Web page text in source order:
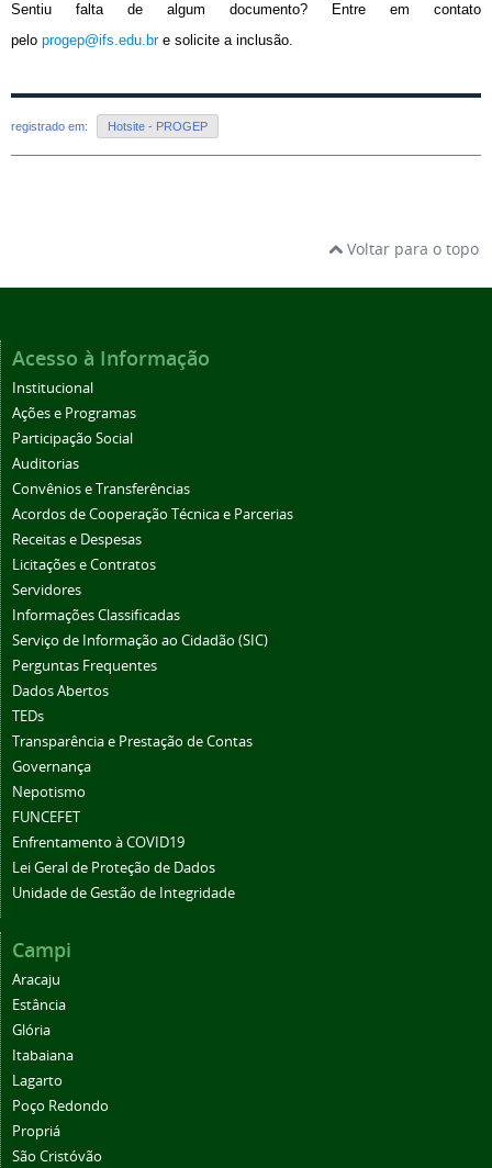
Sentiu falta de algum documento? Entre em contato
pelo progep@ifs.edu.bre solicite a inclusão.
registrado em: Hotsite - PROGEP
Voltar para o topo
Acesso à Informação
Institucional
Ações e Programas
Participação Social
Auditorias
Convênios e Transferências
Acordos de Cooperação Técnica e Parcerias
Receitas e Despesas
Licitações e Contratos
Servidores
Informações Classificadas
Serviço de Informação ao Cidadão (SIC)
Perguntas Frequentes
Dados Abertos
TEDs
Transparência e Prestação de Contas
Governança
Nepotismo
FUNCEFET
Enfrentamento à COVID19
Lei Geral de Proteção de Dados
Unidade de Gestão de Integridade
Campi
Aracaju
Estância
Glória
Itabaiana
Lagarto
Poço Redondo
Propriá
São Cristóvão